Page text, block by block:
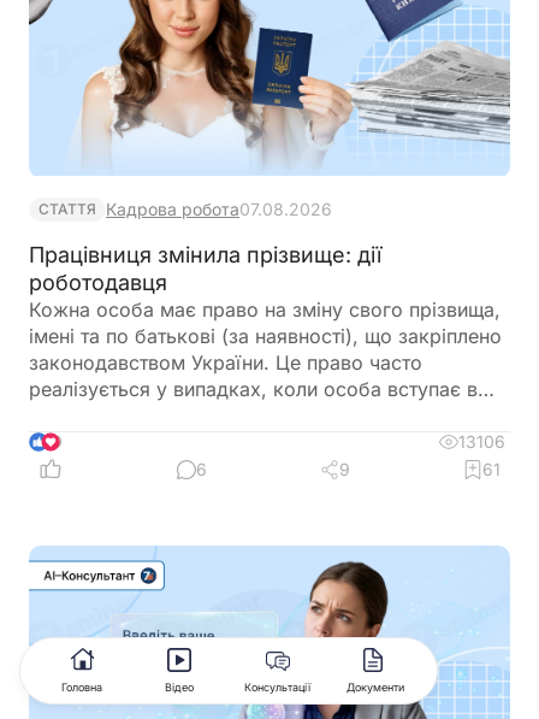
СТАТТЯ Кадрова робота07.08.2026
Працівниця змінила прізвище: дії
роботодавця
Кожна особа має право на зміну свого прізвища,
імені та по батькові (за наявності), що закріплено
законодавством України. Це право часто
реалізується у випадках, коли особа вступає в
переважно змінюють прізвище під час
одруження, тому в цій статті ми розглянемо
буде однаковим і для чоловіків, які змінюють
прізвище, а також для подружжя, яке обирає
подвійне прізвище. Незалежно від причини зміни
особистих даних, дотримання відповідного
порядку допоможе уникнути непорозумінь із
роботодавцем і забезпечить своєчасне внесення
змін у документи
9
13106
6
9 61
Головна Відео Консультації Документи